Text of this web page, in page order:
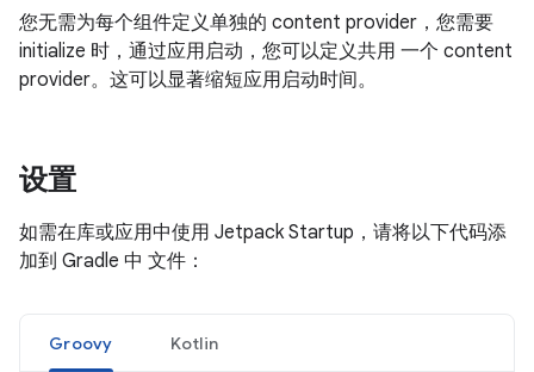
您无需为每个组件定义单独的 content provider，您需要
initialize 时，通过应用启动，您可以定义共用 一个 content
provider。这可以显著缩短应用启动时间。
设置
如需在库或应用中使用 Jetpack Startup，请将以下代码添
加到 Gradle 中 文件：
Groovy Kotlin